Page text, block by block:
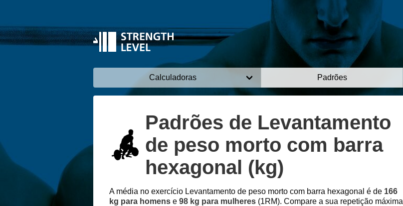
Calculadoras Padrões
Padrões de Levantamento
de peso morto com barra
hexagonal (kg)
A média no exercício Levantamento de peso morto com barra hexagonal é de 166
kg para homens e 98 kg para mulheres (1RM). Compare a sua repetição máxima